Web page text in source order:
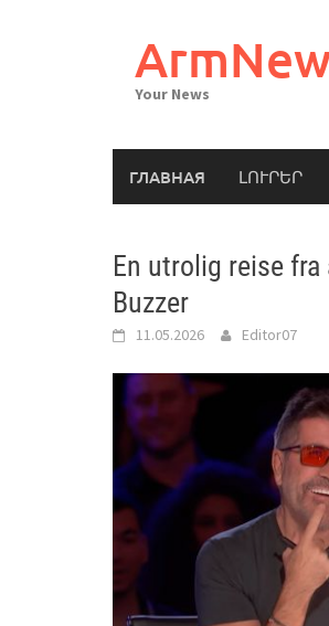
Your News
ГЛАВНАЯ ԼՈՒՐԵՐ
En utrolig reise
Buzzer
11.05.2026 Editor07